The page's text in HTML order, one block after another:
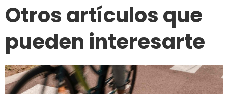
Otros artículos que
pueden interesarte